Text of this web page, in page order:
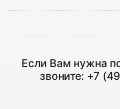
Если Вам нужна
звоните: +7